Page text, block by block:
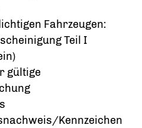
Fahrzeugen:
Teil I
gültige
Kennzeichen